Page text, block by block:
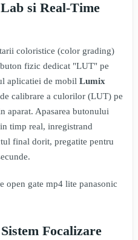
si Real-Time
coloristice (color grading)
fizic dedicat "LUT" pe
aplicatiei de mobil Lumix
calibrare a culorilor (LUT) pe
aparat. Apasarea butonului
timp real, inregistrand
final dorit, pregatite pentru
Focalizare